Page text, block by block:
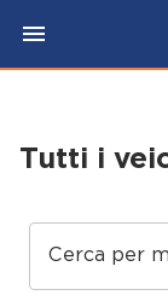
Tutti i